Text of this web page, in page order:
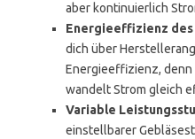
aber kontinuierlich
Energieeffizienz des
dich über
Energieeffizienz,
wandelt Strom gleich
Variable
einstellbarer